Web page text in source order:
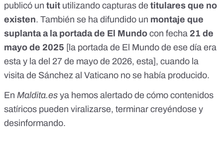
publicó un tuit utilizando capturas de titulares que no
existen. También se ha difundido un montaje que
suplanta a la portada de El Mundo con fecha 21 de
mayo de 2025 [la portada de El Mundo de ese día era
esta y la del 27 de mayo de 2026, esta], cuando la
visita de Sánchez al Vaticano no se había producido.
En Maldita.es ya hemos alertado de cómo contenidos
satíricos pueden viralizarse, terminar creyéndose y
desinformando.